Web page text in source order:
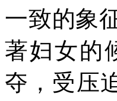
一致的象
著妇女的
夺，受压